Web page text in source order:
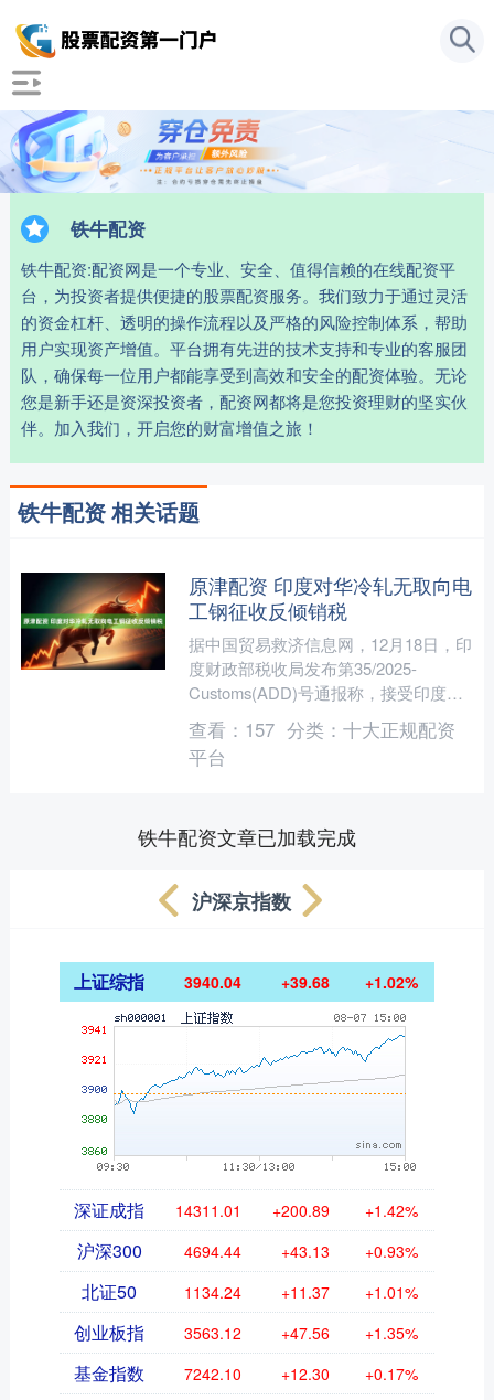
铁牛配资
铁牛配资:配资网是一个专业、安全、值得信赖的在线配资平
台，为投资者提供便捷的股票配资服务。我们致力于通过灵活
的资金杠杆、透明的操作流程以及严格的风险控制体系，帮助
用户实现资产增值。平台拥有先进的技术支持和专业的客服团
队，确保每一位用户都能享受到高效和安全的配资体验。无论
您是新手还是资深投资者，配资网都将是您投资理财的坚实伙
伴。加入我们，开启您的财富增值之旅！
铁牛配资 相关话题
原津配资 印度对华冷轧无取向电
工钢征收反倾销税
据中国贸易救济信息网，12月18日，印
度财政部税收局发布第35/2025-
Customs(ADD)号通报称，接受印度商
工部于2025年9月19日对原产于或进口
自....
查看： 157 分类： 十大正规配资
平台
铁牛配资文章已加载完成
沪深京指数
上证综指 3940.04 +39.68 +1.02%
深证成指 14311.01 +200.89 +1.42%
沪深300 4694.44 +43.13 +0.93%
北证50 1134.24 +11.37 +1.01%
创业板指 3563.12 +47.56 +1.35%
基金指数 7242.10 +12.30 +0.17%